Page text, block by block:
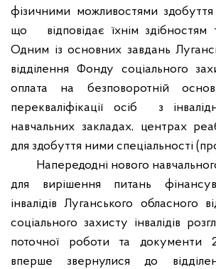
фізичними можливостями здобуття
що
відповідає їхнім
Одним із основних завдань
відділення Фонду соціального
оплата на безповоротній
перекваліфікації осіб
з
навчальних закладах, центрах
для здобуття ними спеціальності
Напередодні нового
для вирішення питань
інвалідів Луганського обласного
соціального захисту інвалідів
поточної роботи та документи
вперше звернулися до